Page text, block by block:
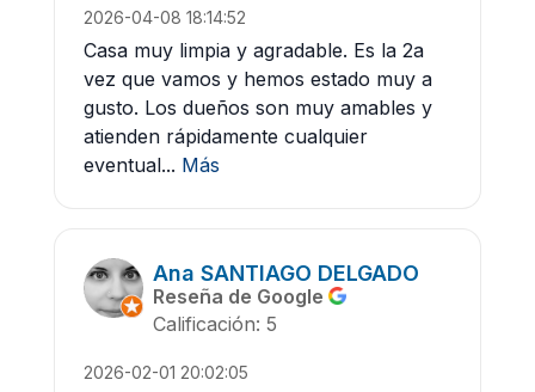
2026-04-08 18:14:52
Casa muy limpia y agradable. Es la 2a
vez que vamos y hemos estado muy a
gusto. Los dueños son muy amables y
atienden rápidamente cualquier
eventual... Más
Ana SANTIAGO DELGADO
Reseña de Google
Calificación: 5
2026-02-01 20:02:05